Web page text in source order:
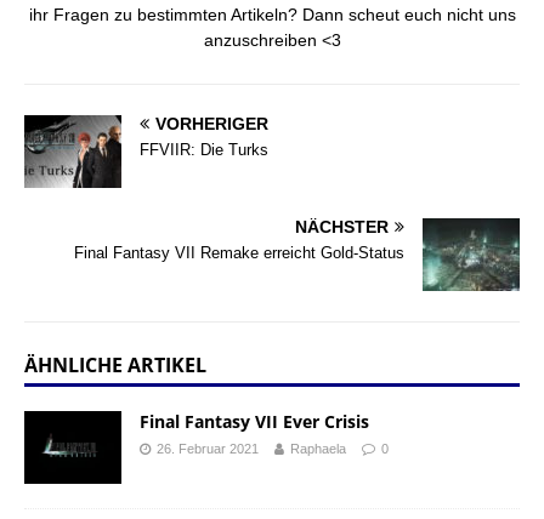
ihr Fragen zu bestimmten Artikeln? Dann scheut euch nicht uns
anzuschreiben <3
VORHERIGER
FFVIIR: Die Turks
NÄCHSTER
Final Fantasy VII Remake erreicht Gold-Status
ÄHNLICHE ARTIKEL
Final Fantasy VII Ever Crisis
26. Februar 2021 Raphaela 0